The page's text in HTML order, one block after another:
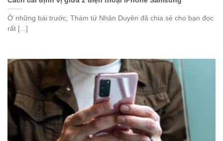
Ở những bài trước, Thám tử Nhân Duyên đã chia sẻ cho bạn đọc
rất [...]